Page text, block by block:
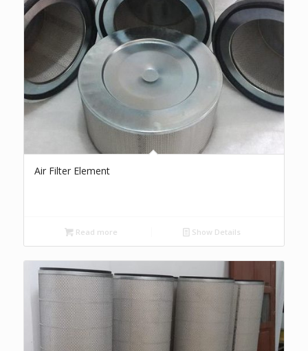
Air Filter Element
Read more Show Details